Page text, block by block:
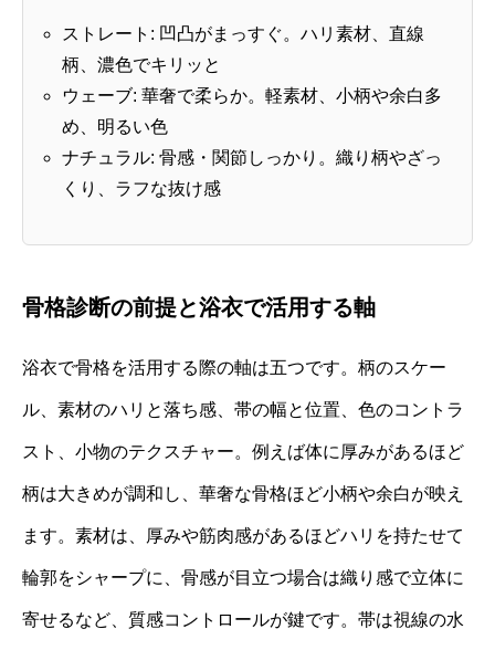
ストレート: 凹凸がまっすぐ。ハリ素材、直線
柄、濃色でキリッと
ウェーブ: 華奢で柔らか。軽素材、小柄や余白多
め、明るい色
ナチュラル: 骨感・関節しっかり。織り柄やざっ
くり、ラフな抜け感
骨格診断の前提と浴衣で活用する軸
浴衣で骨格を活用する際の軸は五つです。柄のスケー
ル、素材のハリと落ち感、帯の幅と位置、色のコントラ
スト、小物のテクスチャー。例えば体に厚みがあるほど
柄は大きめが調和し、華奢な骨格ほど小柄や余白が映え
ます。素材は、厚みや筋肉感があるほどハリを持たせて
輪郭をシャープに、骨感が目立つ場合は織り感で立体に
寄せるなど、質感コントロールが鍵です。帯は視線の水